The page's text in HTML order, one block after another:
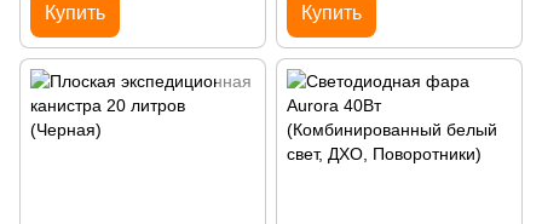
Купить Купить